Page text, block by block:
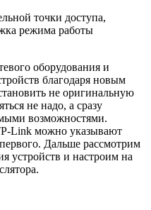
точки доступа,
режима работы
оборудования и
благодаря новым
не оригинальную
не надо, а сразу
возможностями.
Link можно указывают
Дальше рассмотрим
устройств и настроим на